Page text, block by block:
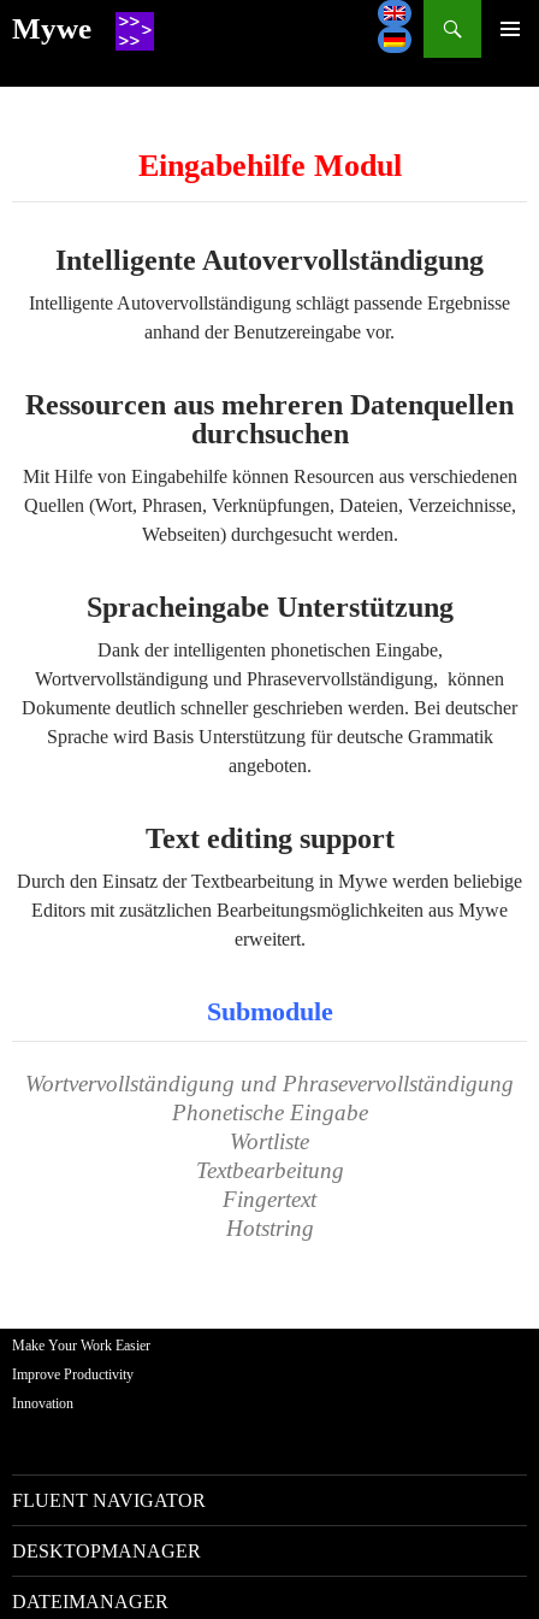
Mywe
SKIP
Eingabehilfe Modul
Intelligente Autovervollständigung
Intelligente Autovervollständigung schlägt passende Ergebnisse
anhand der Benutzereingabe vor.
Ressourcen aus mehreren Datenquellen
durchsuchen
Mit Hilfe von Eingabehilfe können Resourcen aus verschiedenen
Quellen (Wort, Phrasen, Verknüpfungen, Dateien, Verzeichnisse,
Webseiten) durchgesucht werden.
Spracheingabe Unterstützung
Dank der intelligenten phonetischen Eingabe,
Wortvervollständigung und Phrasevervollständigung, können
Dokumente deutlich schneller geschrieben werden. Bei deutscher
Sprache wird Basis Unterstützung für deutsche Grammatik
angeboten.
Text editing support
Durch den Einsatz der Textbearbeitung in Mywe werden beliebige
Editors mit zusätzlichen Bearbeitungsmöglichkeiten aus Mywe
erweitert.
Submodule
Wortvervollständigung und Phrasevervollständigung
Phonetische Eingabe
Wortliste
Textbearbeitung
Fingertext
Hotstring
Make Your Work Easier
Improve Productivity
Innovation
FLUENT NAVIGATOR
DESKTOPMANAGER
DATEIMANAGER